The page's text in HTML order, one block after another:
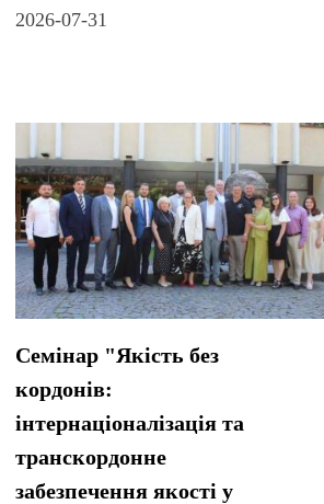
2026-07-31
Семінар "Якість без
кордонів:
інтернаціоналізація та
транскордонне
забезпечення якості у